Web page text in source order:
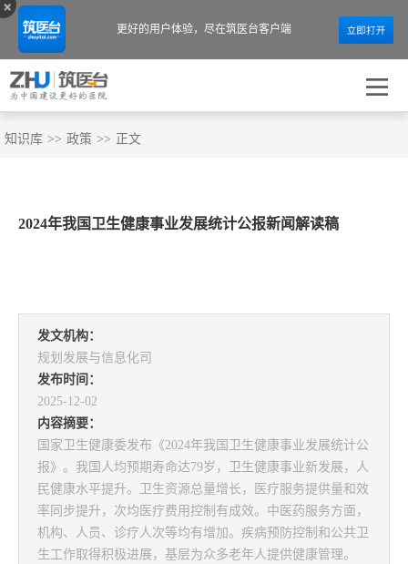
知识库 >> 政策 >> 正文
2024年我国卫生健康事业发展统计公报新闻解读稿
发文机构：
规划发展与信息化司
发布时间：
2025-12-02
内容摘要：
国家卫生健康委发布《2024年我国卫生健康事业发展统计公
报》。我国人均预期寿命达79岁，卫生健康事业新发展，人
民健康水平提升。卫生资源总量增长，医疗服务提供量和效
率同步提升，次均医疗费用控制有成效。中医药服务方面，
机构、人员、诊疗人次等均有增加。疾病预防控制和公共卫
生工作取得积极进展，基层为众多老年人提供健康管理。
更好的用户体验， 尽在筑医台客户端